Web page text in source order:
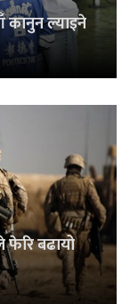
कानुन ल्याइने
फेरि बढायो